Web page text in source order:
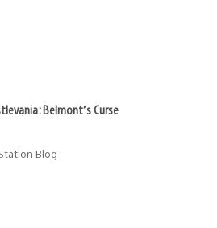
Belmont’s Curse
Blog